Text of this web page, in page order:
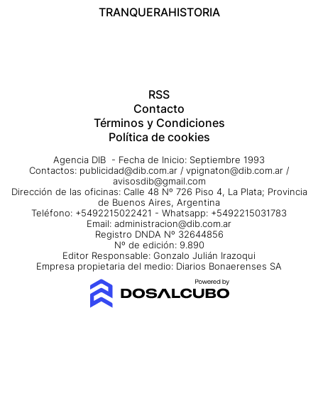
TRANQUERAHISTORIA
RSS
Contacto
Términos y Condiciones
Política de cookies
Agencia DIB - Fecha de Inicio: Septiembre 1993
Contactos: publicidad@dib.com.ar / vpignaton@dib.com.ar /
avisosdib@gmail.com
Dirección de las oficinas: Calle 48 Nº 726 Piso 4, La Plata; Provincia
de Buenos Aires, Argentina
Teléfono: +5492215022421 - Whatsapp: +5492215031783
Email: administracion@dib.com.ar
Registro DNDA Nº 32644856
Nº de edición: 9.890
Editor Responsable: Gonzalo Julián Irazoqui
Empresa propietaria del medio: Diarios Bonaerenses SA